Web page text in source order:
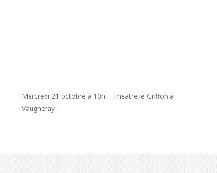
Mercredi 21 octobre à 10h – Théâtre le Griffon à
Vaugneray